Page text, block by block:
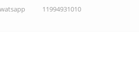
11994931010